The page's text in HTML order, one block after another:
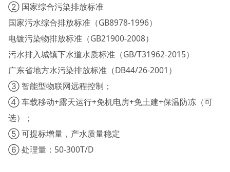
② 国家综合污染排放标准
国家污水综合排放标准（GB8978-1996）
电镀污染物排放标准（GB21900-2008）
污水排入城镇下水道水质标准（GB/T31962-2015）
广东省地方水污染排放标准（DB44/26-2001）
③ 智能型物联网远程控制；
④ 车载移动+露天运行+免机电房+免土建+保温防冻（可
选）；
⑤ 可提标增量，产水质量稳定
⑥ 处理量：50-300T/D